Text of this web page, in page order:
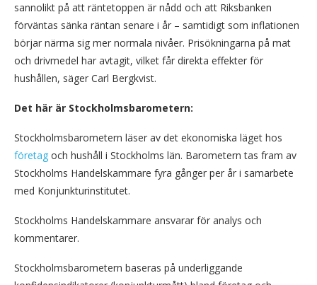
sannolikt på att räntetoppen är nådd och att Riksbanken
förväntas sänka räntan senare i år – samtidigt som inflationen
börjar närma sig mer normala nivåer. Prisökningarna på mat
och drivmedel har avtagit, vilket får direkta effekter för
hushållen, säger Carl Bergkvist.
Det här är Stockholmsbarometern:
Stockholmsbarometern läser av det ekonomiska läget hos
företag och hushåll i Stockholms län. Barometern tas fram av
Stockholms Handelskammare fyra gånger per år i samarbete
med Konjunkturinstitutet.
Stockholms Handelskammare ansvarar för analys och
kommentarer.
Stockholmsbarometern baseras på underliggande